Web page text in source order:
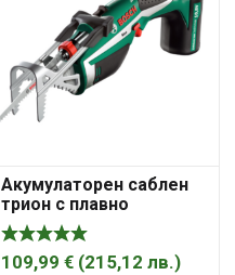
Акумулаторен саблен
трион с плавно
регулиране 10.8V, 1.3Ah,
Keo Bosch
109,99€ (215,12лв.)